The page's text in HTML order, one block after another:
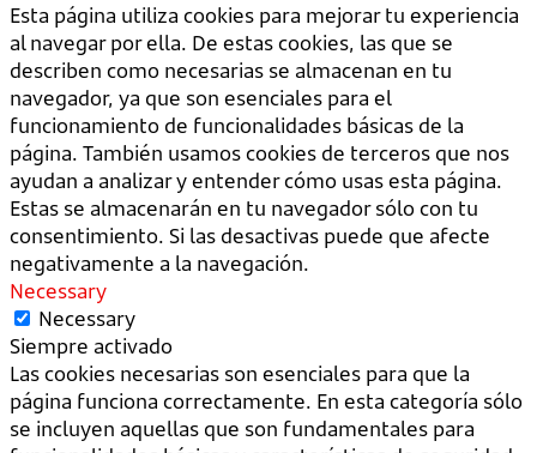
Esta página utiliza cookies para mejorar tu experiencia
al navegar por ella. De estas cookies, las que se
describen como necesarias se almacenan en tu
navegador, ya que son esenciales para el
funcionamiento de funcionalidades básicas de la
página. También usamos cookies de terceros que nos
ayudan a analizar y entender cómo usas esta página.
Estas se almacenarán en tu navegador sólo con tu
consentimiento. Si las desactivas puede que afecte
negativamente a la navegación.
Necessary
Necessary
Siempre activado
Las cookies necesarias son esenciales para que la
página funciona correctamente. En esta categoría sólo
se incluyen aquellas que son fundamentales para